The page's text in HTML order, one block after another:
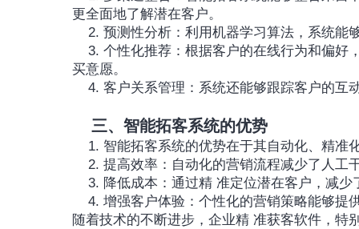
更全面地了解潜在客户。
2. 预测性分析：利用机器学习算法，系统
买意愿。
4. 客户关系管理：系统还能够跟踪客户的
三、智能拓客系统的优势
1. 智能拓客系统的优势在于其自动化、精
2. 提高效率：自动化的营销流程减少了人
3. 降低成本：通过精 准定位潜在客户，减
4. 增强客户体验：个性化的营销策略能够
随着技术的不断进步，企业精 准获客软件，特